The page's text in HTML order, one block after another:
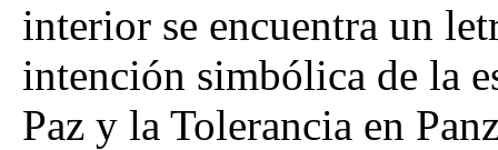
interior se encuentra un
intención simbólica de la
Paz y la Tolerancia en